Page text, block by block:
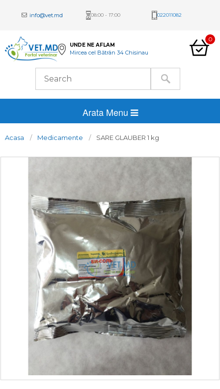
info@vet.md 08:00 - 17:00 022011082
UNDE NE AFLAM
Mircea cel Bătrân 34 Chisinau
0
Arata Menu
Acasa Medicamente SARE GLAUBER 1 kg